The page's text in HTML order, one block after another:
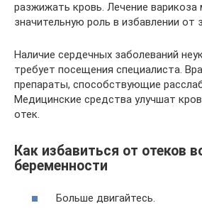
разжижать кровь. Лечение варикоза
значительную роль в избавлении от
Наличие сердечных заболеваний
требует посещения специалиста.
препараты, способствующие
Медицинские средства улучшат
отек.
Как избавиться от отеков
беременности
Больше двигайтесь.